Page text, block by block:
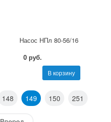
Насос НПл 80-56/16
0 руб.
В корзину
148 149 150 251